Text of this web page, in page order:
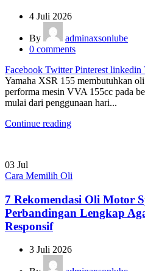
4 Juli 2026
By
adminaxsonlube
0 comments
Facebook Twitter Pinterest linkedin
Yamaha XSR 155 membutuhkan
performa mesin VVA 155cc pada
mulai dari penggunaan hari...
Continue reading
03 Jul
Cara Memilih Oli
7 Rekomendasi Oli Motor
Perbandingan Lengkap
Responsif
3 Juli 2026